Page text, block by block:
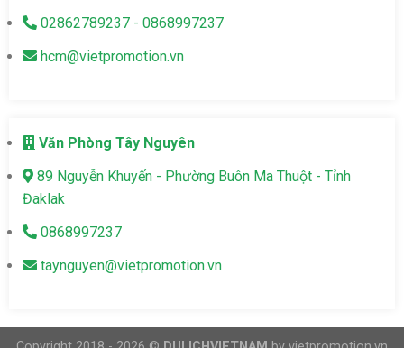
02862789237 - 0868997237
hcm@vietpromotion.vn
Văn Phòng Tây Nguyên
89 Nguyễn Khuyến - Phường Buôn Ma Thuột - Tỉnh
Đaklak
0868997237
taynguyen@vietpromotion.vn